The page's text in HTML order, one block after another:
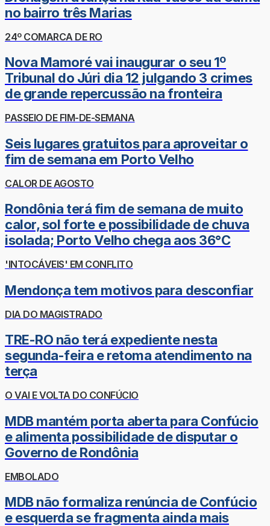
no bairro três Marias
24º COMARCA DE RO
Nova Mamoré vai inaugurar o seu 1º
Tribunal do Júri dia 12 julgando 3 crimes
de grande repercussão na fronteira
PASSEIO DE FIM-DE-SEMANA
Seis lugares gratuitos para aproveitar o
fim de semana em Porto Velho
CALOR DE AGOSTO
Rondônia terá fim de semana de muito
calor, sol forte e possibilidade de chuva
isolada; Porto Velho chega aos 36°C
'INTOCÁVEIS' EM CONFLITO
Mendonça tem motivos para desconfiar
DIA DO MAGISTRADO
TRE-RO não terá expediente nesta
segunda-feira e retoma atendimento na
terça
O VAI E VOLTA DO CONFÚCIO
MDB mantém porta aberta para Confúcio
e alimenta possibilidade de disputar o
Governo de Rondônia
EMBOLADO
MDB não formaliza renúncia de Confúcio
e esquerda se fragmenta ainda mais